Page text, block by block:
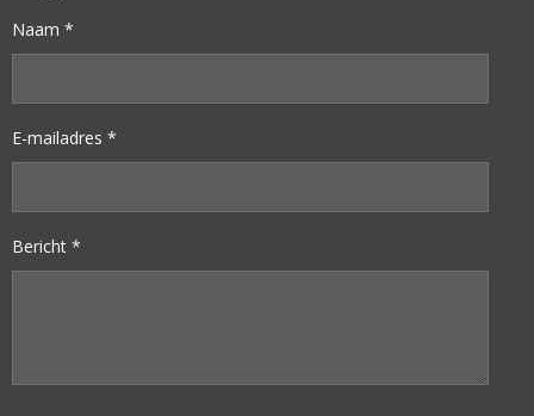
Naam *
E-mailadres *
Bericht *